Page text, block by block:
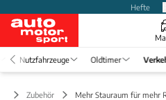
Hefte
Nutzfahrzeuge Oldtimer
Zubehör Mehr Stauraum für mehr